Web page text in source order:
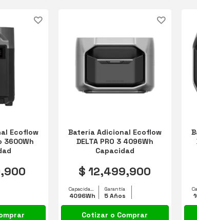
Ecoflow
3600Wh
Batería Adicional Ecoflow
DELTA PRO 3 4096Wh
Capacidad
$ 12,499,900
Capacidad equipo
4096Wh
Garantía
5 Años
Cotizar o Comprar